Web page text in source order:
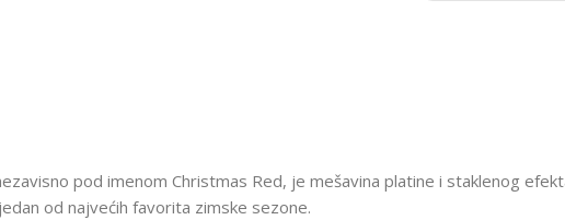
pod imenom Christmas Red, je mešavina platine i staklenog
od najvećih favorita zimske sezone.